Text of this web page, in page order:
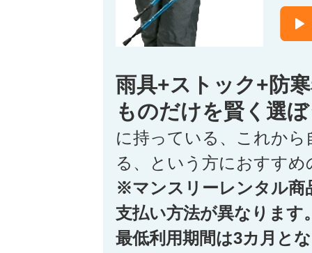
雨具+ストック+防
ものだけを賢く選
に持っている、これか
る、という方におすす
※マンスリーレンタル商
支払い方法が異なります
最低利用期間は3カ月と